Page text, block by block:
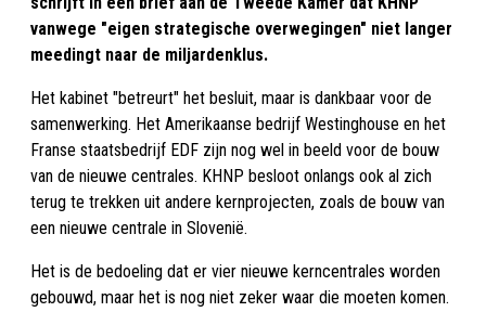
vanwege "eigen strategische overwegingen" niet langer
meedingt naar de miljardenklus.
Het kabinet "betreurt" het besluit, maar is dankbaar voor de
samenwerking. Het Amerikaanse bedrijf Westinghouse en het
Franse staatsbedrijf EDF zijn nog wel in beeld voor de bouw
van de nieuwe centrales. KHNP besloot onlangs ook al zich
terug te trekken uit andere kernprojecten, zoals de bouw van
een nieuwe centrale in Slovenië.
Het is de bedoeling dat er vier nieuwe kerncentrales worden
gebouwd, maar het is nog niet zeker waar die moeten komen.